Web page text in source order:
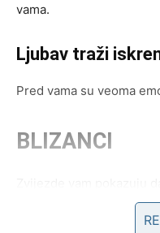
vama.
Ljubav traži
Pred vama su veoma
BLIZANCI